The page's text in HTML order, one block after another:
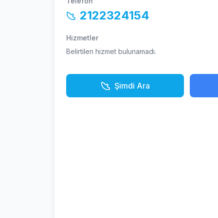
2122324154
Hizmetler
Belirtilen hizmet bulunamadı.
Şimdi Ara